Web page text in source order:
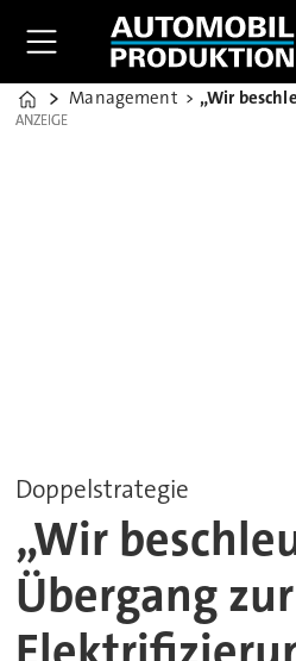
Home
Management
ANZEIGE
ANZEIGE
Doppelstrategie
„Wir
Übergang zur